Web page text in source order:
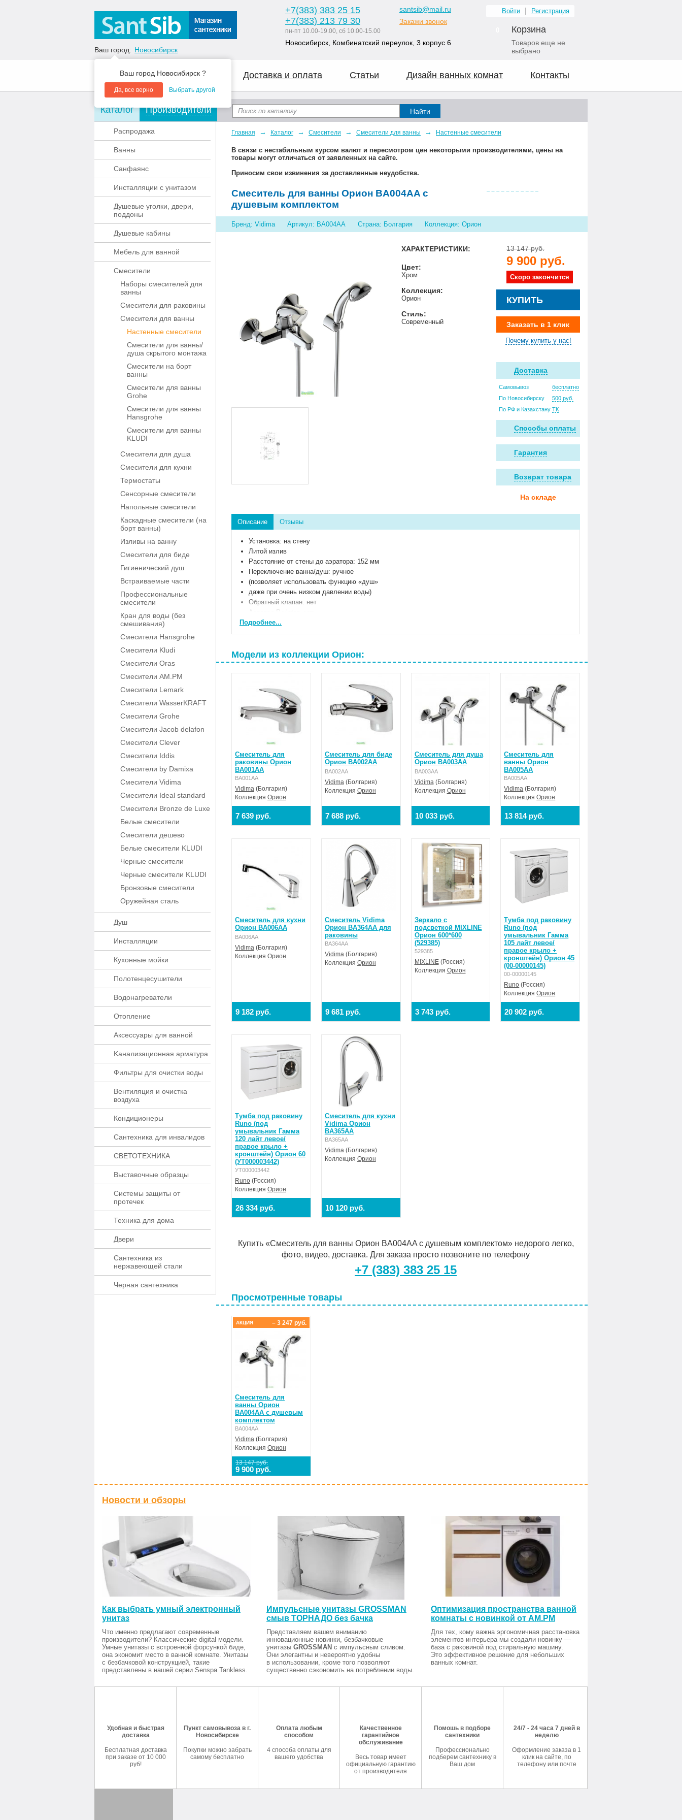
Ваш город: Новосибирск
Ваш город Новосибирск ?
Да, все верно Выбрать другой
+7(383) 383 25 15
+7(383) 213 79 30
пн-пт 10.00-19.00, сб 10.00-15.00
santsib@mail.ru
Закажи звонок
Новосибирск, Комбинатский переулок, 3 корпус 6
Войти Регистрация
Корзина
Товаров еще не
выбрано
О компании Акции Доставка и оплата Статьи Дизайн ванных комнат Контакты
Каталог Производители
Распродажа
Ванны
Санфаянс
Инсталляции с унитазом
Душевые уголки, двери,
поддоны
Душевые кабины
Мебель для ванной
Смесители
Наборы смесителей для
ванны
Смесители для раковины
Смесители для ванны
Настенные смесители
Смесители для ванны/
душа скрытого монтажа
Смесители на борт
ванны
Смесители для ванны
Grohe
Смесители для ванны
Hansgrohe
Смесители для ванны
KLUDI
Смесители для душа
Смесители для кухни
Термостаты
Сенсорные смесители
Напольные смесители
Каскадные смесители (на
борт ванны)
Изливы на ванну
Смесители для биде
Гигиенический душ
Встраиваемые части
Профессиональные
смесители
Кран для воды (без
смешивания)
Смесители Hansgrohe
Смесители Kludi
Смесители Oras
Смесители AM.PM
Смесители Lemark
Смесители WasserKRAFT
Смесители Grohe
Смесители Jacob delafon
Смесители Clever
Смесители Iddis
Смесители by Damixa
Смесители Vidima
Смесители Ideal standard
Смесители Bronze de Luxe
Белые смесители
Смесители дешево
Белые смесители KLUDI
Черные смесители
Черные смесители KLUDI
Бронзовые смесители
Оружейная сталь
Душ
Инсталляции
Кухонные мойки
Полотенцесушители
Водонагреватели
Отопление
Аксессуары для ванной
Kaнaлизaционнaя apматypa
Фильтры для очистки воды
Вентиляция и очистка
воздуха
Кондиционеры
Сантехника для инвалидов
СВЕТОТЕХНИКА
Выставочные образцы
Системы защиты от
протечек
Техника для дома
Двери
Сантехника из
нержавеющей стали
Черная сантехника
Главная → Каталог → Смесители → Смесители для ванны → Настенные смесители
В связи с нестабильным курсом валют и пересмотром цен некоторыми производителями, цены на
товары могут отличаться от заявленных на сайте.
Приносим свои извинения за доставленные неудобства.
Смеситель для ванны Орион BA004AA с
душевым комплектом
Бренд: Vidima Артикул: BA004AA Страна: Болгария Коллекция: Орион
ХАРАКТЕРИСТИКИ:
Цвет:
Хром
Коллекция:
Орион
Стиль:
Современный
13 147 руб.
9 900 руб.
Скоро закончится
КУПИТЬ
Заказать в 1 клик
Почему купить у нас!
Доставка
Самовывоз
бесплатно
По Новосибирску
500 руб.
По РФ и Казахстану ТК
Способы оплаты
Гарантия
Возврат товара
На складе
Описание Отзывы
Установка: на стену
Литой излив
Расстояние от стены до аэратора: 152 мм
Переключение ванна/душ: ручное
(позволяет использовать функцию «душ»
даже при очень низком давлении воды)
Обратный клапан: нет
Аэратор Perlator: есть
Керамический картридж 35 мм
Индикатор холодной/горячей воды: есть
- душевая лейка Ø70 мм,
- металлический шланг 1500 мм,
Подробнее...
Модели из коллекции Орион:
Смеситель для
раковины Орион
BA001AA
BA001AA
Vidima (Болгария)
Коллекция Орион
7 639 руб.
Смеситель для биде
Орион BA002AA
BA002AA
Vidima(Болгария)
Коллекция Орион
7 688 руб.
Смеситель для душа
Орион BA003AA
BA003AA
Vidima(Болгария)
Коллекция Орион
10 033 руб.
Смеситель для
ванны Орион
BA005AA
BA005AA
Vidima (Болгария)
КоллекцияОрион
13 814 руб.
Смеситель для кухни
Орион BA006AA
BA006AA
Vidima (Болгария)
Коллекция Орион
9 182 руб.
Смеситель Vidima
Орион BA364AA для
раковины
BA364AA
Vidima(Болгария)
Коллекция Орион
9 681 руб.
Зеркало с
подсветкой MIXLINE
Орион 600*600
(529385)
529385
MIXLINE(Россия)
Коллекция Орион
3 743 руб.
Тумба под раковину
Runo (под
умывальник Гамма
105 лайт левое/
правое крыло +
кронштейн) Орион 45
(00-00000145)
00-00000145
Runo (Россия)
КоллекцияОрион
20 902 руб.
Тумба под раковину
Runo (под
умывальник Гамма
120 лайт левое/
правое крыло +
кронштейн) Орион 60
(УТ000003442)
УТ000003442
Runo (Россия)
Коллекция Орион
26 334 руб.
Смеситель для кухни
Vidima Орион
BA365AA
BA365AA
Vidima(Болгария)
Коллекция Орион
10 120 руб.
Купить «Смеситель для ванны Орион BA004AA с душевым комплектом» недорого легко,
фото, видео, доставка. Для заказа просто позвоните по телефону
+7 (383) 383 25 15
Просмотренные товары
Смеситель для
ванны Орион
BA004AA с душевым
комплектом
BA004AA
Vidima (Болгария)
Коллекция Орион
13 147 руб.
9 900 руб.
– 3 247 руб.
АКЦИЯ
Новости и обзоры
Как выбрать умный электронный
унитаз
Что именно предлагают современные
производители? Классические digital модели.
Умные унитазы с встроенной форсункой биде,
она экономит место в ванной комнате. Унитазы
с безбачковой конструкцией, такие
представлены в нашей серии Senspa Tankless.
Импульсные унитазы GROSSMAN
смыв ТОРНАДО без бачка
Представляем вашем вниманию
инновационные новинки, безбачковые
унитазы GROSSMAN с импульсным сливом.
Они элегантны и невероятно удобны
в использовании, кроме того позволяют
существенно сэкономить на потреблении воды.
Оптимизация пространства ванной
комнаты с новинкой от AM.PM
Для тех, кому важна эргономичная расстановка
элементов интерьера мы создали новинку —
база с раковиной под стиральную машину.
Это эффективное решение для небольших
ванных комнат.
Удобная и быстрая
доставка
Бесплатная доставка
при заказе от 10 000
руб!
Пункт самовывоза в г.
Новосибирске
Покупки можно забрать
самому бесплатно
Оплата любым
способом
4 способа оплаты для
вашего удобства
Качественное
гарантийное
обслуживание
Весь товар имеет
официальную гарантию
от производителя
Помошь в подборе
сантехники
Профессионально
подберем сантехнику в
Ваш дом
24/7 - 24 часа 7 дней в
неделю
Оформление заказа в 1
клик на сайте, по
телефону или почте